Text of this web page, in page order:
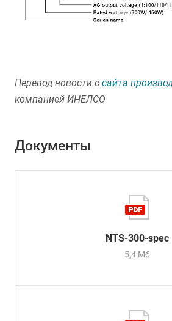
Перевод новости с сайта
компанией ИНЕЛСО
Документы
NTS-300-spec
5,4 Мб